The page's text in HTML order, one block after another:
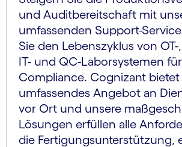
und Audit­bereitschaft mit
umfassenden Support-
Sie den Lebenszyklus von
IT- und QC-Laborsystemen
Compliance. Cognizant bietet
umfassendes Angebot an
vor Ort und unsere
Lösungen erfüllen alle
die Fertigungs­unterstützung,